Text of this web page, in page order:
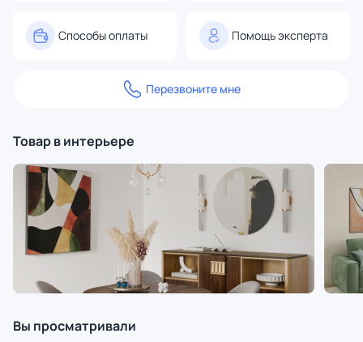
Способы оплаты Помощь эксперта
Перезвоните мне
Товар в интерьере
Вы просматривали